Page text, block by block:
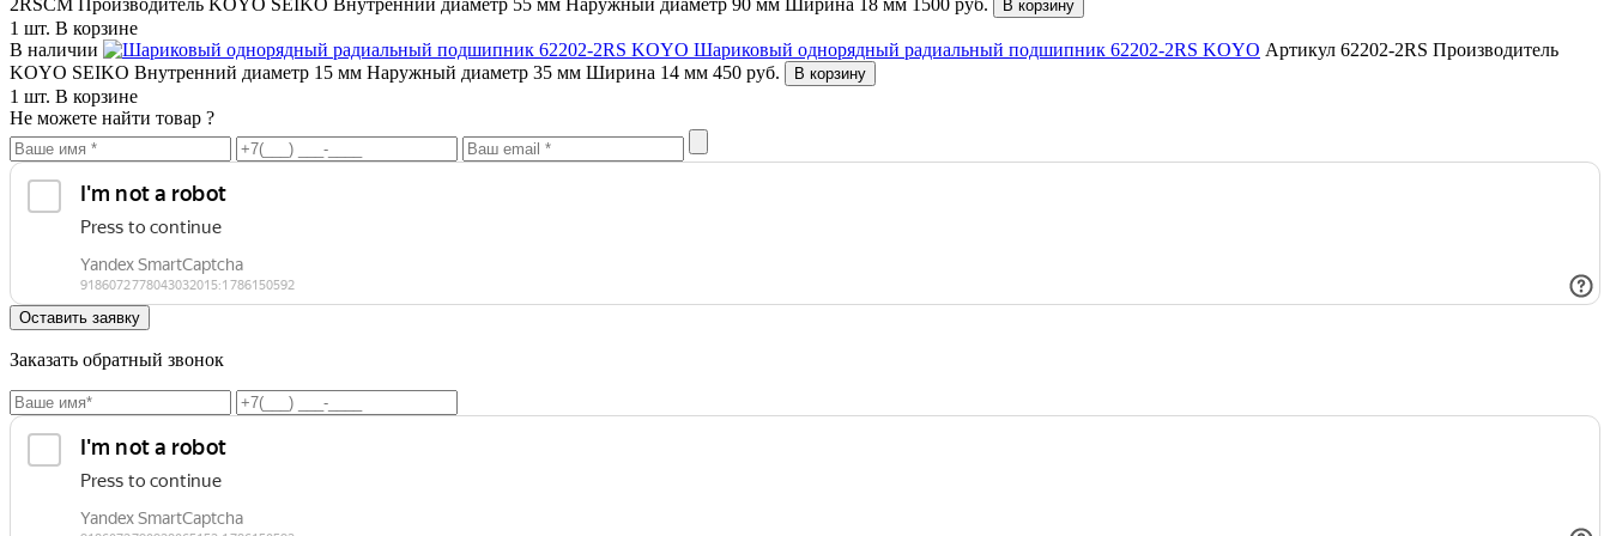
2RSCM Производитель KOYO SEIKO Внутренний диаметр 55 мм Наружный диаметр 90 мм Ширина 18 мм 1500 руб. В корзину
1 шт. В корзине
В наличии
Шариковый однорядный радиальный подшипник 62202-2RS KOYO Артикул 62202-2RS Производитель
KOYO SEIKO Внутренний диаметр 15 мм Наружный диаметр 35 мм Ширина 14 мм 450 руб. В корзину
1 шт. В корзине
Не можете найти товар ?
Заказать обратный звонок